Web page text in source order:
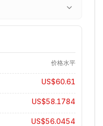
价格水平
US$60.61
US$58.1784
US$56.0454